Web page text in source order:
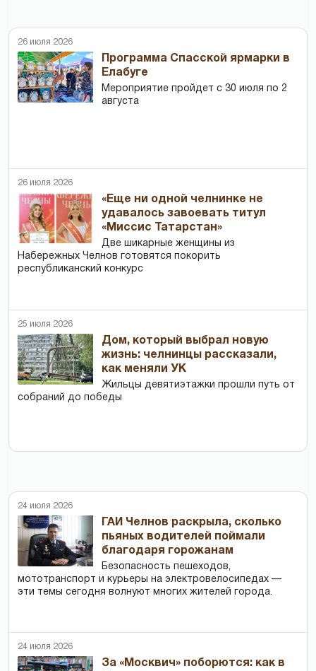
26 июля 2026
Программа Спасской ярмарки в
Елабуге
Мероприятие пройдет с 30 июля по 2
августа
26 июля 2026
«Еще ни одной челнинке не
удавалось завоевать титул
«Миссис Татарстан»
Две шикарные женщины из
Набережных Челнов готовятся покорить
республиканский конкурс
25 июля 2026
Дом, который выбрал новую
жизнь: челнинцы рассказали,
как меняли УК
Жильцы девятиэтажки прошли путь от
собраний до победы
24 июля 2026
ГАИ Челнов раскрыла, сколько
пьяных водителей поймали
благодаря горожанам
Безопасность пешеходов,
мототранспорт и курьеры на электровелосипедах —
эти темы сегодня волнуют многих жителей города.
24 июля 2026
За «Москвич» поборются: как в